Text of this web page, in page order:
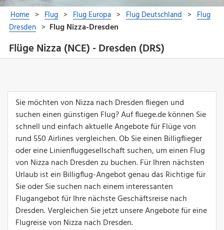
Flüge Nizza (NCE) - Dresden (DRS)
Sie möchten von Nizza nach Dresden fliegen und
suchen einen günstigen Flug? Auf fluege.de können Sie
schnell und einfach aktuelle Angebote für Flüge von
rund 550 Airlines vergleichen. Ob Sie einen Billigflieger
oder eine Linienfluggesellschaft suchen, um einen Flug
von Nizza nach Dresden zu buchen. Für Ihren nächsten
Urlaub ist ein Billigflug-Angebot genau das Richtige für
Sie oder Sie suchen nach einem interessanten
Flugangebot für Ihre nächste Geschäftsreise nach
Dresden. Vergleichen Sie jetzt unsere Angebote für eine
Flugreise von Nizza nach Dresden.